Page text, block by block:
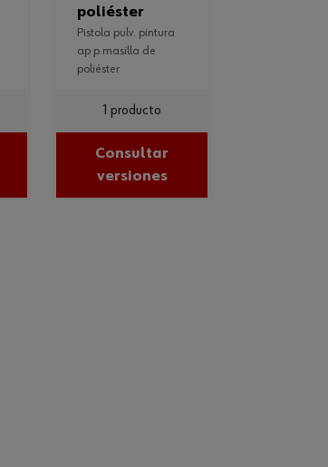
poliéster
pistola pulv. pintura
ap p masilla de
poliéster
1 producto
Consultar
versiones